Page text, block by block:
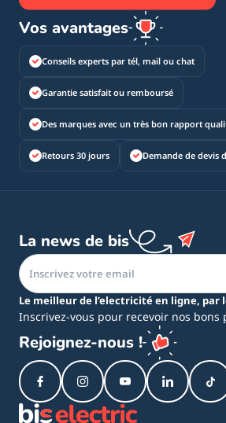
Vos avantages
Conseils experts par tél, mail ou chat
Garantie satisfait ou remboursé
Des marques avec un très bon rapport
Retours 30 jours Demande de devis
La news de bis
Le meilleur de l’electricité en ligne, par
Inscrivez-vous pour recevoir nos bons
Rejoignez-nous !